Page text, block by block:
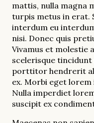
mattis, nulla magna
turpis metus in erat.
interdum eu
nisi. Donec quis
Vivamus et molestie
scelerisque tincidunt
porttitor hendrerit
ex. Morbi eget
Nulla imperdiet
suscipit ex